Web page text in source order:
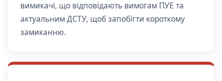
вимикачі, що відповідають вимогам ПУЕ та
актуальним ДСТУ, щоб запобігти короткому
замиканню.